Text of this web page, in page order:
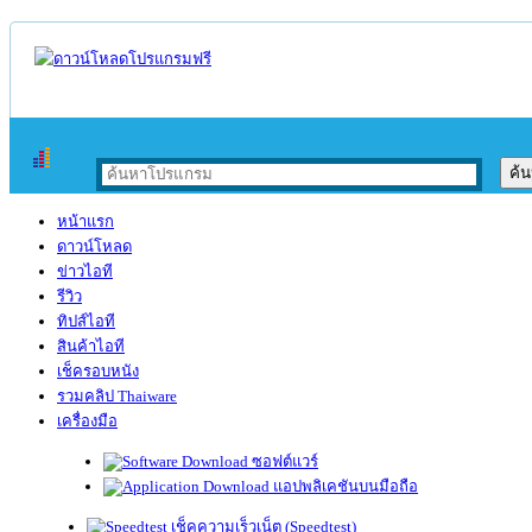
หน้าแรก
ดาวน์โหลด
ข่าวไอที
รีวิว
ทิปส์ไอที
สินค้าไอที
เช็ครอบหนัง
รวมคลิป Thaiware
เครื่องมือ
ซอฟต์แวร์
แอปพลิเคชันบนมือถือ
เช็คความเร็วเน็ต (Speedtest)